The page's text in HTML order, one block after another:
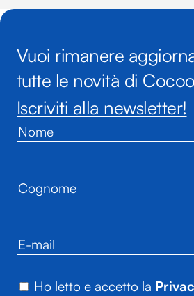
Vuoi rimanere
tutte le novità di
Iscriviti alla newsletter!
Ho letto e accetto la